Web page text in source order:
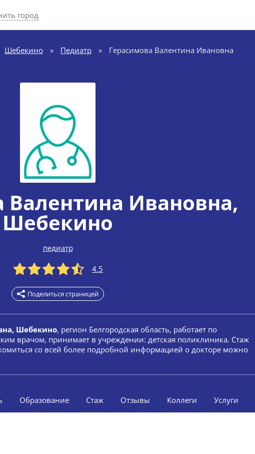
город
Шебекино » Педиатр » Герасимова Валентина Ивановна
Валентина Ивановна,
Шебекино
педиатр
4.5
Поделиться страницей
Шебекино, регион Белгородская область, работает по
врачом, принимает в учреждении: детская поликлиника. Стаж
со всей более подробной информацией о докторе можно
Образование Стаж Отзывы Коллеги Услуги